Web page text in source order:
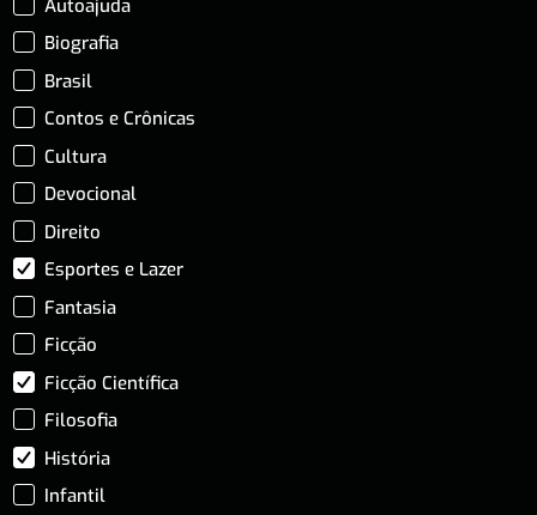
Autoajuda
Biografia
Brasil
Contos e Crônicas
Cultura
Devocional
Direito
Esportes e Lazer
Fantasia
Ficção
Ficção Científica
Filosofia
História
Infantil